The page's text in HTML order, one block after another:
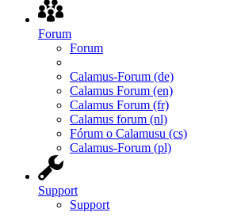
Forum
Forum
Calamus-Forum (de)
Calamus Forum (en)
Calamus Forum (fr)
Calamus forum (nl)
Fórum o Calamusu (cs)
Calamus-Forum (pl)
Support
Support